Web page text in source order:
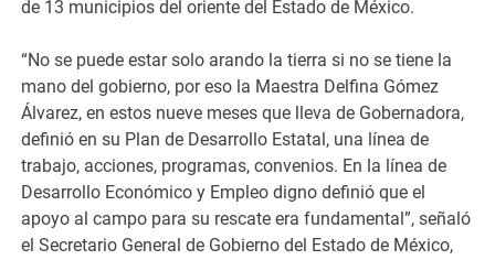
de 13 municipios del oriente del Estado de México.
“No se puede estar solo arando la tierra si no se tiene la
mano del gobierno, por eso la Maestra Delfina Gómez
Álvarez, en estos nueve meses que lleva de Gobernadora,
definió en su Plan de Desarrollo Estatal, una línea de
trabajo, acciones, programas, convenios. En la línea de
Desarrollo Económico y Empleo digno definió que el
apoyo al campo para su rescate era fundamental”, señaló
el Secretario General de Gobierno del Estado de México,